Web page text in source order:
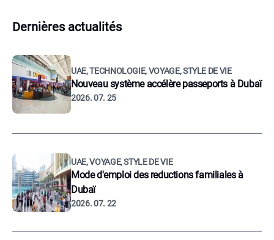
Dernières actualités
UAE, TECHNOLOGIE, VOYAGE, STYLE DE VIE
Nouveau système accélère passeports à Dubaï
2026. 07. 25
UAE, VOYAGE, STYLE DE VIE
Mode d'emploi des reductions familiales à
Dubaï
2026. 07. 22